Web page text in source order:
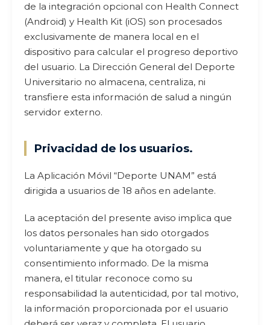
de la integración opcional con Health Connect
(Android) y Health Kit (iOS) son procesados
exclusivamente de manera local en el
dispositivo para calcular el progreso deportivo
del usuario. La Dirección General del Deporte
Universitario no almacena, centraliza, ni
transfiere esta información de salud a ningún
servidor externo.
Privacidad de los usuarios.
La Aplicación Móvil “Deporte UNAM” está
dirigida a usuarios de 18 años en adelante.
La aceptación del presente aviso implica que
los datos personales han sido otorgados
voluntariamente y que ha otorgado su
consentimiento informado. De la misma
manera, el titular reconoce como su
responsabilidad la autenticidad, por tal motivo,
la información proporcionada por el usuario